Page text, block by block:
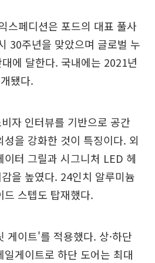
스페디션은 포드의 대표 풀사
30주년을 맞았으며 글로벌 누
에 달한다. 국내에는 2021년
됐다.
자 인터뷰를 기반으로 공간
을 강화한 것이 특징이다. 외
터 그릴과 시그니처 LED 헤
을 높였다. 24인치 알루미늄
드 스텝도 탑재했다.
게이트'를 적용했다. 상·하단
게이트로 하단 도어는 최대